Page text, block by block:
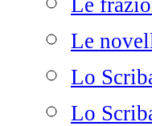
Le
Le
Lo
Lo